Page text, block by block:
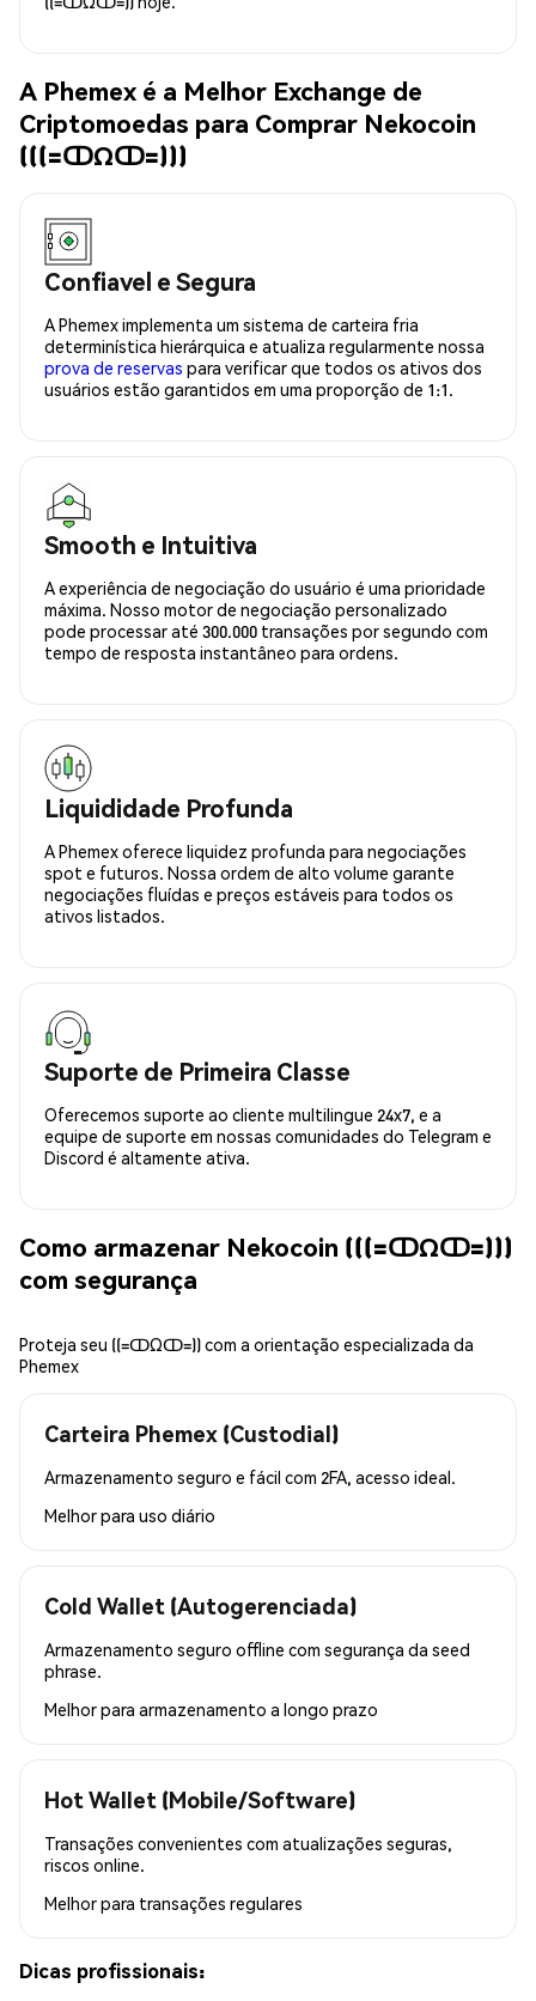
A Phemex é a Melhor Exchange de
Criptomoedas para Comprar Nekocoin
(((=ↀΩↀ=)))
Confiavel e Segura
A Phemex implementa um sistema de carteira fria
determinística hierárquica e atualiza regularmente nossa
prova de reservas para verificar que todos os ativos dos
usuários estão garantidos em uma proporção de 1:1.
Smooth e Intuitiva
A experiência de negociação do usuário é uma prioridade
máxima. Nosso motor de negociação personalizado
pode processar até 300.000 transações por segundo com
tempo de resposta instantâneo para ordens.
Liquididade Profunda
A Phemex oferece liquidez profunda para negociações
spot e futuros. Nossa ordem de alto volume garante
negociações fluídas e preços estáveis para todos os
ativos listados.
Suporte de Primeira Classe
Oferecemos suporte ao cliente multilingue 24x7, e a
equipe de suporte em nossas comunidades do Telegram e
Discord é altamente ativa.
Como armazenar Nekocoin (((=ↀΩↀ=)))
com segurança
Proteja seu ((=ↀΩↀ=)) com a orientação especializada da
Phemex
Carteira Phemex (Custodial)
Armazenamento seguro e fácil com 2FA, acesso ideal.
Melhor para uso diário
Cold Wallet (Autogerenciada)
Armazenamento seguro offline com segurança da seed
phrase.
Melhor para armazenamento a longo prazo
Hot Wallet (Mobile/Software)
Transações convenientes com atualizações seguras,
riscos online.
Melhor para transações regulares
Dicas profissionais: